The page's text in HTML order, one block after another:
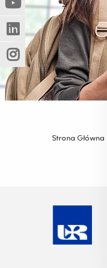
innej
strony)
(Nowe
okno)
(Link
do
innej
strony)
(Nowe
okno)
(Link
do
innej
strony)
(Nowe
okno)
(Link
do
innej
strony)
Strona Główna